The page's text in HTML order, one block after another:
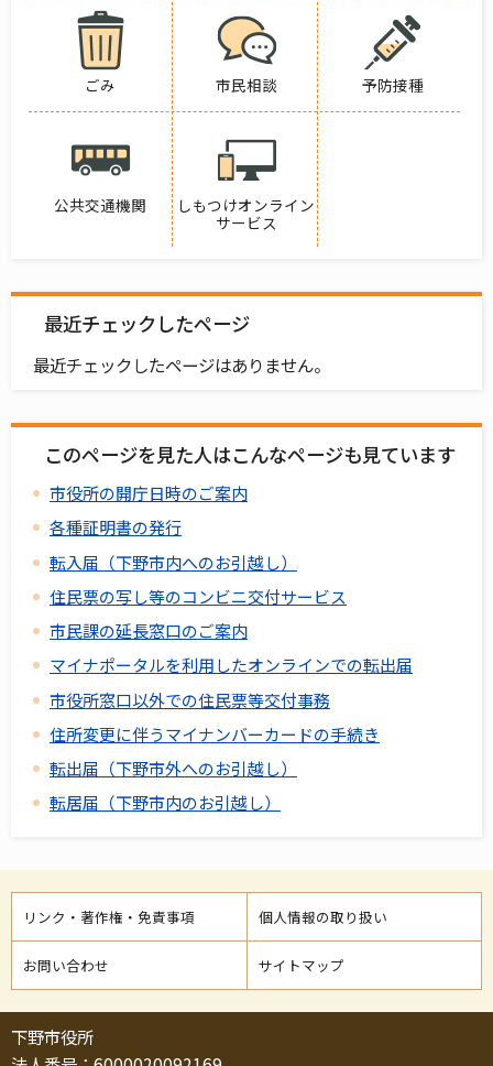
ごみ 市民相談 予防接種
公共交通機関
しもつけオンライン
サービス
最近チェックしたページ
最近チェックしたページはありません。
このページを見た人はこんなページも見ています
市役所の開庁日時のご案内
各種証明書の発行
転入届（下野市内へのお引越し）
住民票の写し等のコンビニ交付サービス
市民課の延長窓口のご案内
マイナポータルを利用したオンラインでの転出届
市役所窓口以外での住民票等交付事務
住所変更に伴うマイナンバーカードの手続き
転出届（下野市外へのお引越し）
転居届（下野市内のお引越し）
リンク・著作権・免責事項 個人情報の取り扱い
お問い合わせ サイトマップ
下野市役所